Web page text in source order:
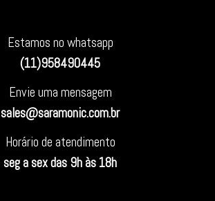
Estamos no whatsapp
(11)958490445
Envie uma mensagem
sales@saramonic.com.br
Horário de atendimento
seg a sex das 9h às 18h